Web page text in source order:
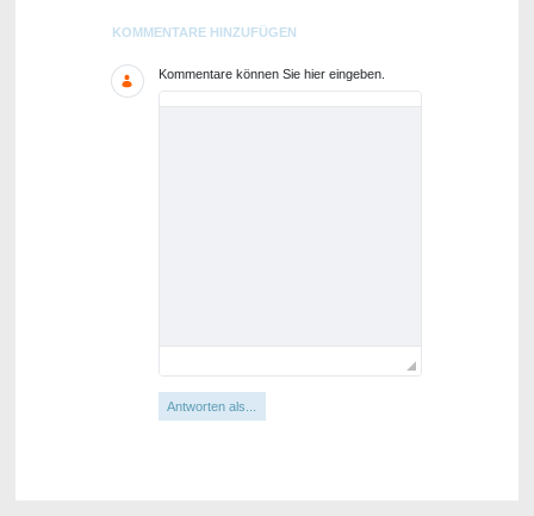
Blogs
KOMMENTARE HINZUFÜGEN
Kommentare können Sie hier eingeben.
Antworten als...